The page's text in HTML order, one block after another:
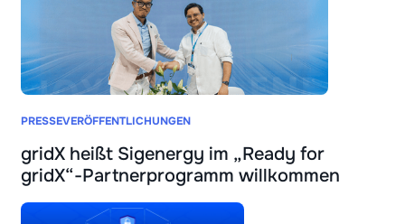
PRESSEVERÖFFENTLICHUNGEN
gridX heißt Sigenergy im „Ready for
gridX“-Partnerprogramm willkommen